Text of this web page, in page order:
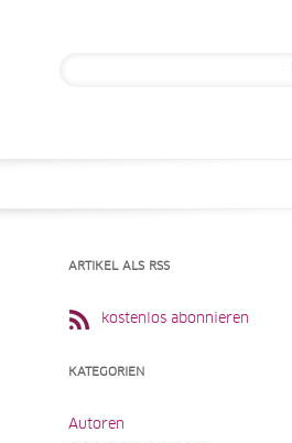
ARTIKEL ALS RSS
kostenlos abonnieren
KATEGORIEN
Autoren